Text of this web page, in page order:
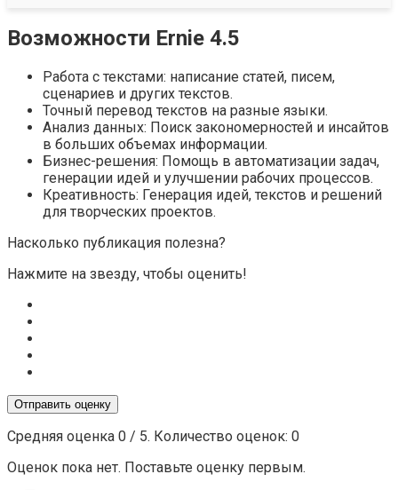
Возможности Ernie 4.5
Работа с текстами: написание статей, писем,
сценариев и других текстов.
Точный перевод текстов на разные языки.
Анализ данных: Поиск закономерностей и инсайтов
в больших объемах информации.
Бизнес-решения: Помощь в автоматизации задач,
генерации идей и улучшении рабочих процессов.
Креативность: Генерация идей, текстов и решений
для творческих проектов.
Насколько публикация полезна?
Нажмите на звезду, чтобы оценить!
Отправить оценку
Средняя оценка 0 / 5. Количество оценок: 0
Оценок пока нет. Поставьте оценку первым.